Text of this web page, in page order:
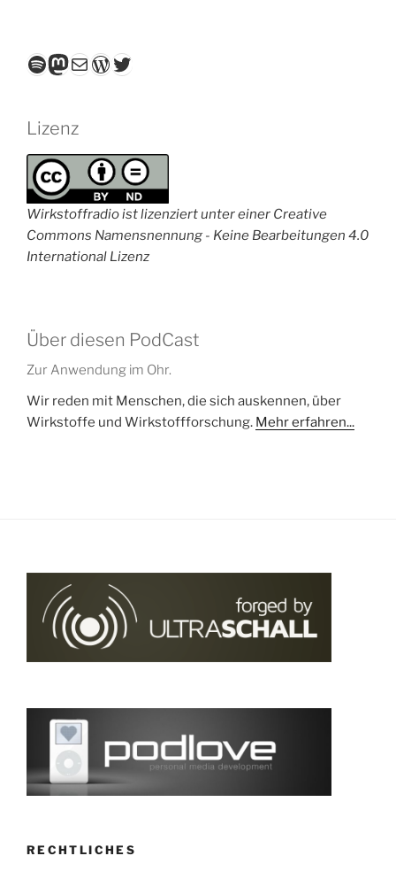
Spotify
Mastodon
E-MailWordPress
Twitter
Lizenz
Wirkstoffradio ist lizenziert unter einer Creative
Commons Namensnennung - Keine Bearbeitungen 4.0
International Lizenz
Über diesen PodCast
Zur Anwendung im Ohr.
Wir reden mit Menschen, die sich auskennen, über
Wirkstoffe und Wirkstoffforschung. Mehr erfahren...
RECHTLICHES